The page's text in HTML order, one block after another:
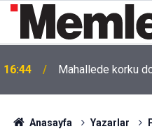
16:44 Mahallede korku
Anasayfa Yazarlar